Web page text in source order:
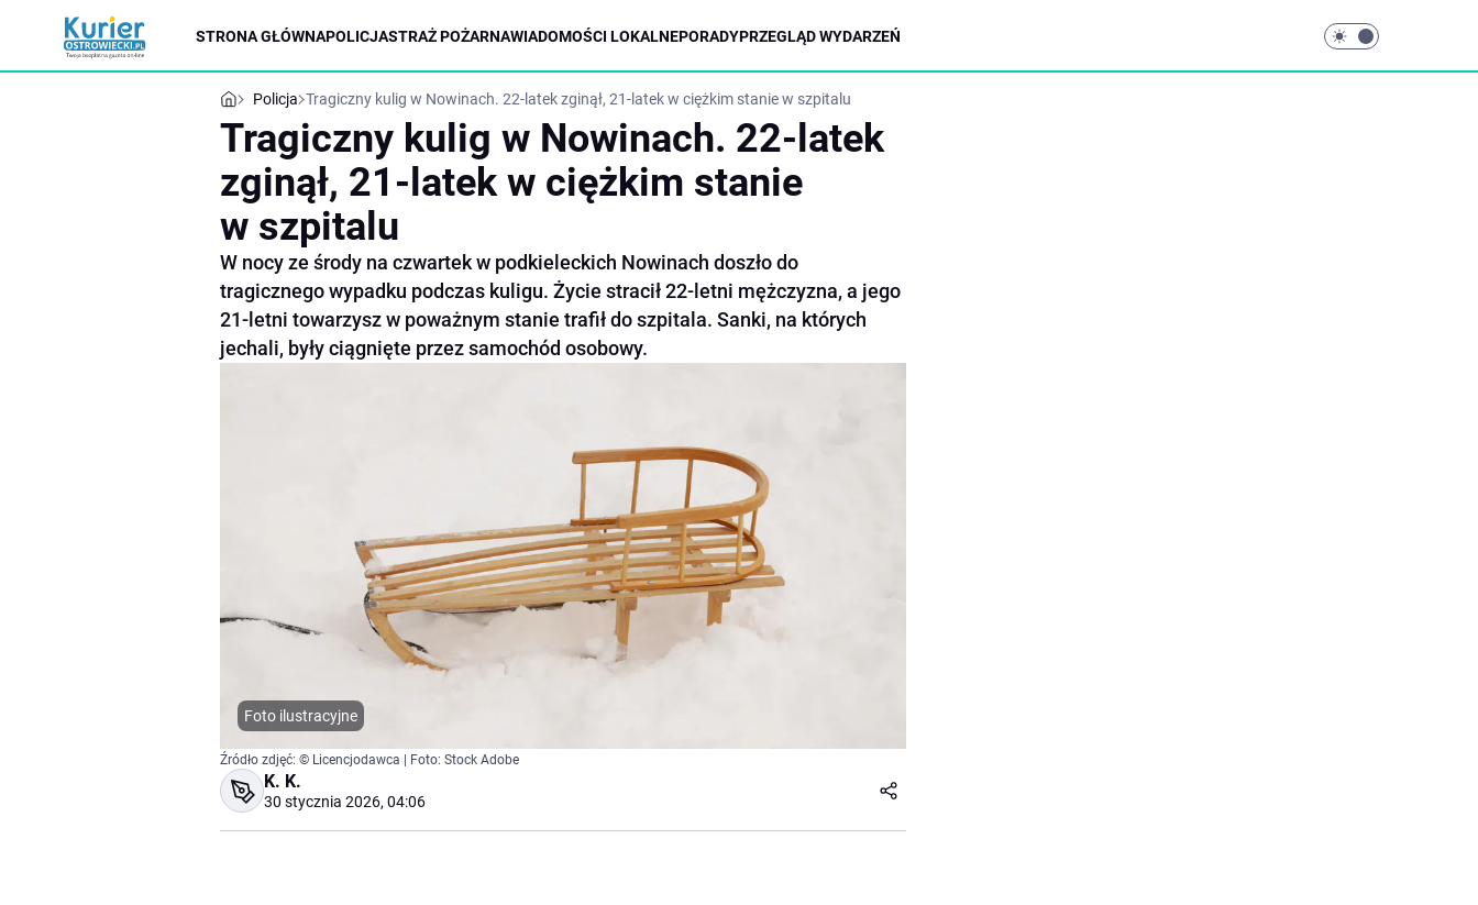
STRONA GŁÓWNAPOLICJASTRAŻ POŻARNAWIADOMOŚCI LOKALNEPORADYPRZEGLĄD WYDARZEŃ
Policja Tragiczny kulig w Nowinach. 22-latek zginął, 21-latek w ciężkim stanie w szpitalu
Tragiczny kulig w Nowinach. 22-latek
zginął, 21-latek w ciężkim stanie
w szpitalu
W nocy ze środy na czwartek w podkieleckich Nowinach doszło do
tragicznego wypadku podczas kuligu. Życie stracił 22-letni mężczyzna, a jego
21-letni towarzysz w poważnym stanie trafił do szpitala. Sanki, na których
jechali, były ciągnięte przez samochód osobowy.
Foto ilustracyjne
Źródło zdjęć: © Licencjodawca | Foto: Stock Adobe
K. K.
30 stycznia 2026, 04:06